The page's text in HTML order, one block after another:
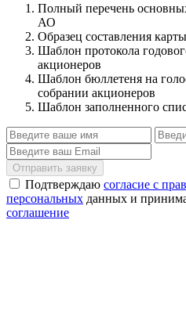
Полный перечень
АО
Образец составления
Шаблон протокола
акционеров
Шаблон бюллетеня на
собрании акционеров
Шаблон заполненного
Отправить заявку
Подтверждаю согласие с
персональных данных и
соглашение